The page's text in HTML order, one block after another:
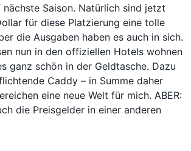
Saison. Natürlich sind jetzt
für diese Platzierung eine tolle
die Ausgaben haben es auch in sich.
nun in den offiziellen Hotels wohnen
ganz schön in der Geldtasche. Dazu
Caddy – in Summe daher
eine neue Welt für mich. ABER:
die Preisgelder in einer anderen